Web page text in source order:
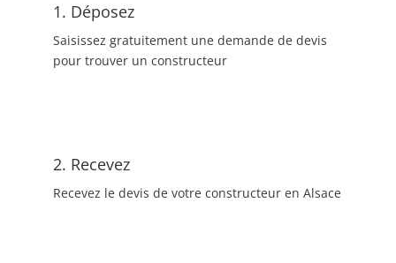
1. Déposez
Saisissez gratuitement une demande de devis
pour trouver un constructeur
2. Recevez
Recevez le devis de votre constructeur en Alsace